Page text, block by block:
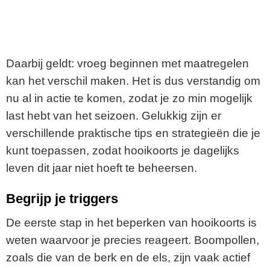
Daarbij geldt: vroeg beginnen met maatregelen
kan het verschil maken. Het is dus verstandig om
nu al in actie te komen, zodat je zo min mogelijk
last hebt van het seizoen. Gelukkig zijn er
verschillende praktische tips en strategieën die je
kunt toepassen, zodat hooikoorts je dagelijks
leven dit jaar niet hoeft te beheersen.
Begrijp je triggers
De eerste stap in het beperken van hooikoorts is
weten waarvoor je precies reageert. Boompollen,
zoals die van de berk en de els, zijn vaak actief